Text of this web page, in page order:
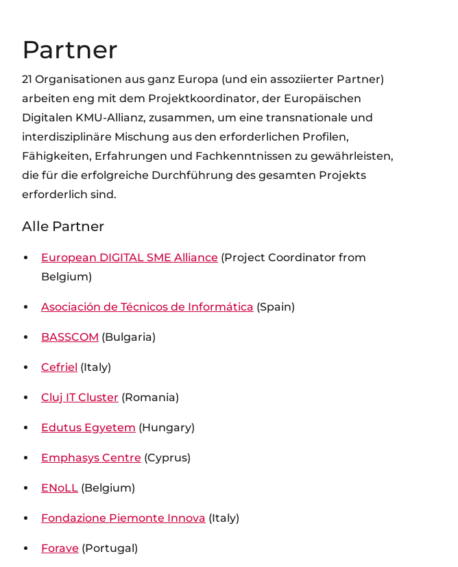
Partner
21 Organisationen aus ganz Europa (und ein assoziierter Partner)
arbeiten eng mit dem Projektkoordinator, der Europäischen
Digitalen KMU-Allianz, zusammen, um eine transnationale und
interdisziplinäre Mischung aus den erforderlichen Profilen,
Fähigkeiten, Erfahrungen und Fachkenntnissen zu gewährleisten,
die für die erfolgreiche Durchführung des gesamten Projekts
erforderlich sind.
Alle Partner
European DIGITAL SME Alliance (Project Coordinator from
Belgium)
Asociación de Técnicos de Informática (Spain)
BASSCOM (Bulgaria)
Cefriel (Italy)
Cluj IT Cluster (Romania)
Edutus Egyetem (Hungary)
Emphasys Centre (Cyprus)
ENoLL (Belgium)
Fondazione Piemonte Innova (Italy)
Forave (Portugal)